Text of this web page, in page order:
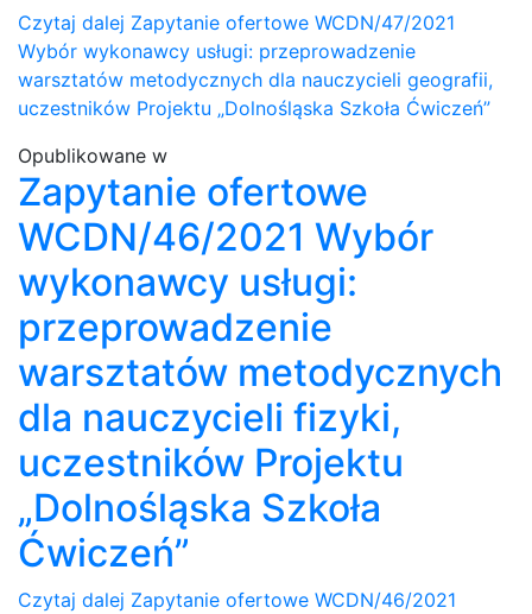
Czytaj dalej Zapytanie ofertowe WCDN/47/2021
Wybór wykonawcy usługi: przeprowadzenie
warsztatów metodycznych dla nauczycieli geografii,
uczestników Projektu „Dolnośląska Szkoła Ćwiczeń”
Opublikowane w
Zapytanie ofertowe
WCDN/46/2021 Wybór
wykonawcy usługi:
przeprowadzenie
warsztatów metodycznych
dla nauczycieli fizyki,
uczestników Projektu
„Dolnośląska Szkoła
Ćwiczeń”
Czytaj dalej Zapytanie ofertowe WCDN/46/2021